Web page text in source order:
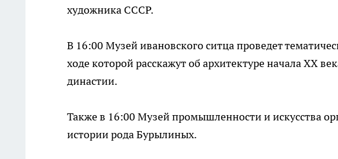
художника СССР.
В 16:00 Музей ивановского ситца проведет
ходе которой расскажут об архитектуре начала XX
династии.
Также в 16:00 Музей промышленности и искусства
истории рода Бурылиных.